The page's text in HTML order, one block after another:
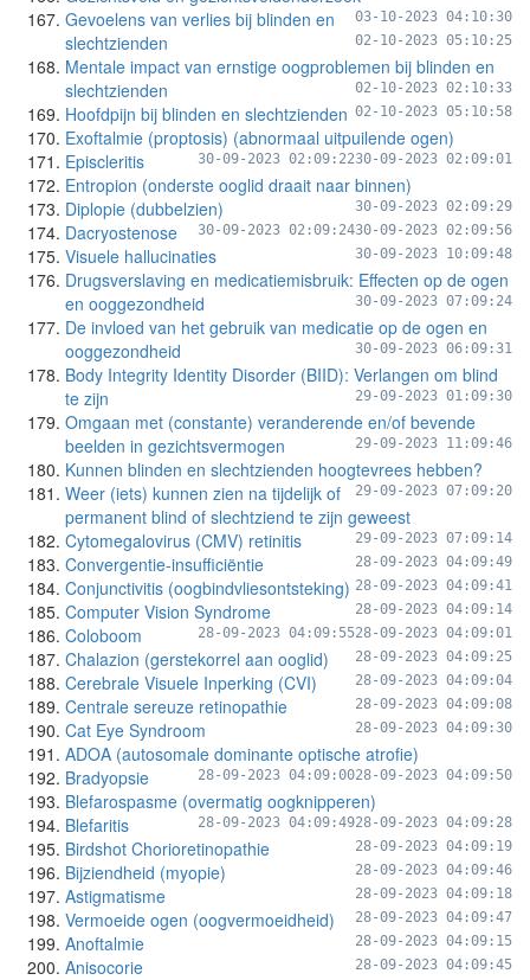
03-10-2023 04:10:30
Gevoelens van verlies bij blinden en
slechtzienden
02-10-2023 05:10:25
Mentale impact van ernstige oogproblemen bij blinden en
slechtzienden
02-10-2023 02:10:33
Hoofdpijn bij blinden en slechtzienden 02-10-2023 05:10:58
Exoftalmie (proptosis) (abnormaal uitpuilende ogen)
30-09-2023 02:09:01
Episcleritis 30-09-2023 02:09:22
Entropion (onderste ooglid draait naar binnen)
30-09-2023 02:09:29
Diplopie (dubbelzien)
30-09-2023 02:09:56
Dacryostenose 30-09-2023 02:09:24
Visuele hallucinaties 30-09-2023 10:09:48
Drugsverslaving en medicatiemisbruik: Effecten op de ogen
en ooggezondheid
30-09-2023 07:09:24
De invloed van het gebruik van medicatie op de ogen en
ooggezondheid
30-09-2023 06:09:31
Body Integrity Identity Disorder (BIID): Verlangen om blind
te zijn
29-09-2023 01:09:30
Omgaan met (constante) veranderende en/of bevende
beelden in gezichtsvermogen
29-09-2023 11:09:46
Kunnen blinden en slechtzienden hoogtevrees hebben?
29-09-2023 07:09:20
Weer (iets) kunnen zien na tijdelijk of
permanent blind of slechtziend te zijn geweest
29-09-2023 07:09:14
Cytomegalovirus (CMV) retinitis
28-09-2023 04:09:49
Convergentie-insufficiëntie
28-09-2023 04:09:41
Conjunctivitis (oogbindvliesontsteking)
28-09-2023 04:09:14
Computer Vision Syndrome
28-09-2023 04:09:01
Coloboom 28-09-2023 04:09:55
Chalazion (gerstekorrel aan ooglid) 28-09-2023 04:09:25
Cerebrale Visuele Inperking (CVI) 28-09-2023 04:09:04
Centrale sereuze retinopathie 28-09-2023 04:09:08
Cat Eye Syndroom 28-09-2023 04:09:30
ADOA (autosomale dominante optische atrofie)
28-09-2023 04:09:50
Bradyopsie 28-09-2023 04:09:00
Blefarospasme (overmatig oogknipperen)
28-09-2023 04:09:28
Blefaritis 28-09-2023 04:09:49
Birdshot Chorioretinopathie 28-09-2023 04:09:19
Bijziendheid (myopie) 28-09-2023 04:09:46
Astigmatisme 28-09-2023 04:09:18
Vermoeide ogen (oogvermoeidheid) 28-09-2023 04:09:47
Anoftalmie 28-09-2023 04:09:15
Anisocorie 28-09-2023 04:09:45